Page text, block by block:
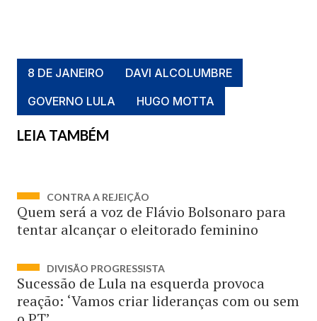
8 DE JANEIRO
DAVI ALCOLUMBRE
GOVERNO LULA
HUGO MOTTA
LEIA TAMBÉM
CONTRA A REJEIÇÃO
Quem será a voz de Flávio Bolsonaro para
tentar alcançar o eleitorado feminino
DIVISÃO PROGRESSISTA
Sucessão de Lula na esquerda provoca
reação: ‘Vamos criar lideranças com ou sem